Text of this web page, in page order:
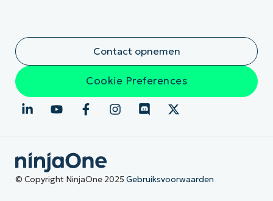
Contact opnemen
Cookie Preferences
© Copyright NinjaOne 2025 Gebruiksvoorwaarden